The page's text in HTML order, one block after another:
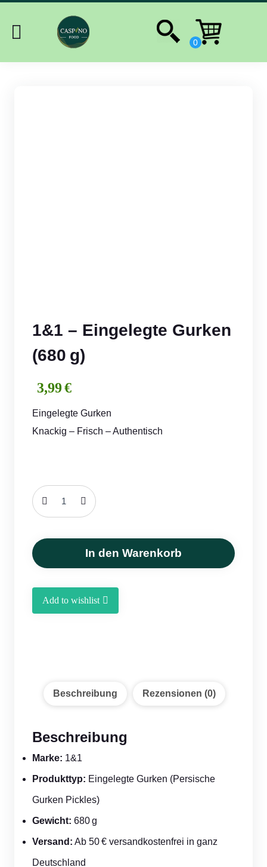
1&1 – Eingelegte Gurken
(680 g)
€
3,99
Eingelegte Gurken
Knackig – Frisch – Authentisch
1&1
GurkenIn den Warenkorb
Add to wishlist
Beschreibung Rezensionen (0)
Beschreibung
Marke: 1&1
Produkttyp: Eingelegte Gurken (Persische
Gurken Pickles)
Gewicht: 680 g
Versand: Ab 50 € versandkostenfrei in ganz
Deutschland